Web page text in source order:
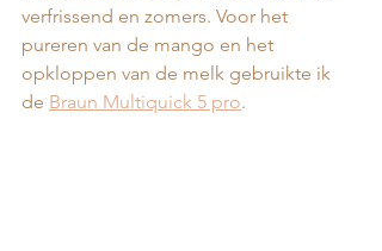
verfrissend en zomers. Voor het
pureren van de mango en het
opkloppen van de melk gebruikte ik
de Braun Multiquick 5 pro.